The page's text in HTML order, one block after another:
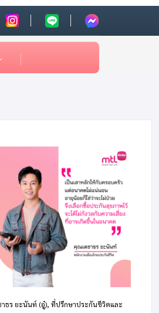
าธร ยะนันท์ (อู๋), ที่ปรึกษาประกันชีวิตและ